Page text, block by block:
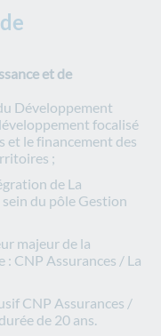
et de
Développement
focalisé
et le financement des
;
de La
sein du pôle Gestion
majeur de la
CNP Assurances / La
CNP Assurances /
de 20 ans.